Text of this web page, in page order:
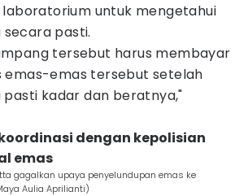
laboratorium untuk mengetahui
pasti.
tersebut harus membayar
emas-emas tersebut setelah
pasti kadar dan beratnya,"
dengan kepolisian
emas
gagalkan upaya penyelundupan emas ke
Aulia Aprilianti)